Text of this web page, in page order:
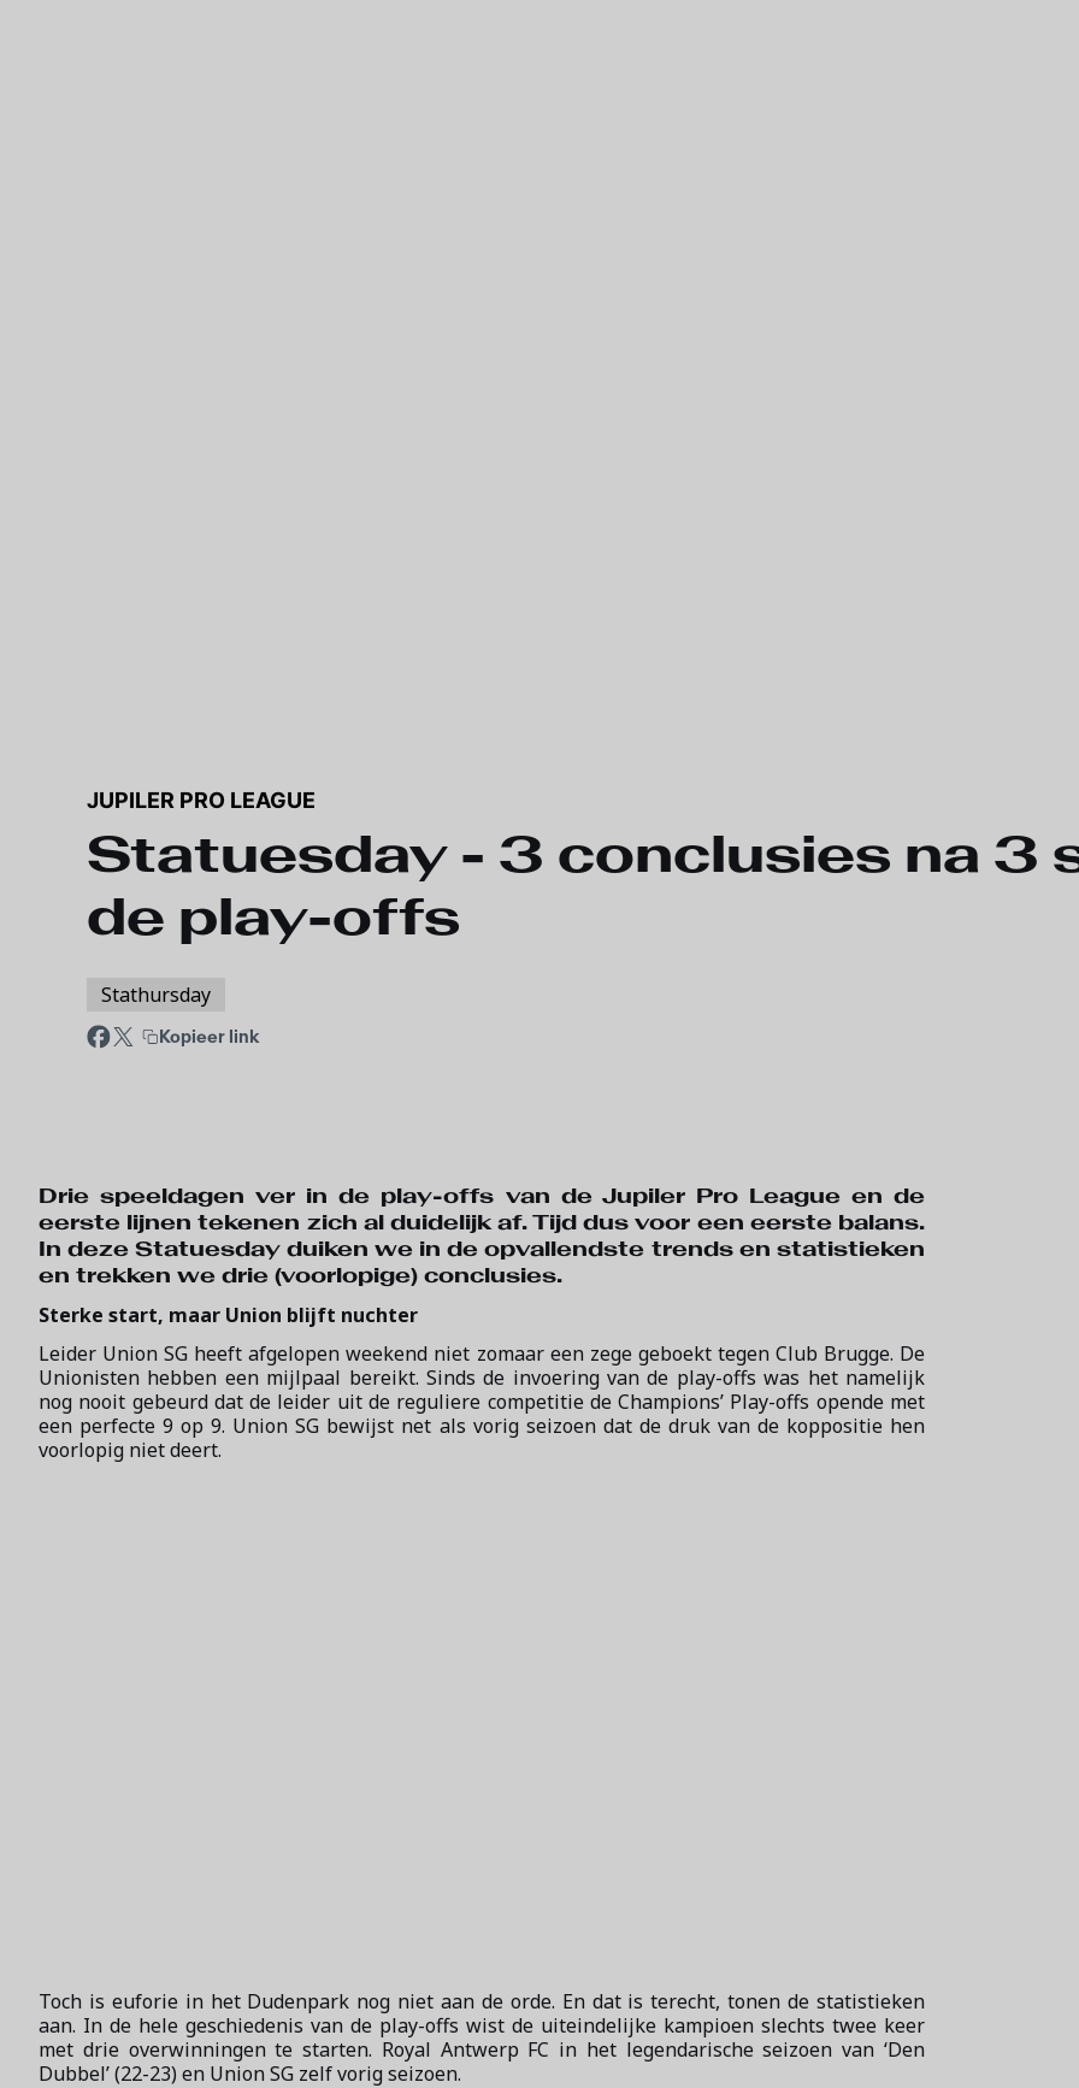
JUPILER PRO LEAGUE
Statuesday - 3 conclusies na 3
de play-offs
Stathursday
Kopieer link
Drie speeldagen ver in de play-offs van de Jupiler Pro League en de
eerste lijnen tekenen zich al duidelijk af. Tijd dus voor een eerste balans.
In deze Statuesday duiken we in de opvallendste trends en statistieken
en trekken we drie (voorlopige) conclusies.
Sterke start, maar Union blijft nuchter
Leider Union SG heeft afgelopen weekend niet zomaar een zege geboekt tegen Club Brugge. De
Unionisten hebben een mijlpaal bereikt. Sinds de invoering van de play-offs was het namelijk
nog nooit gebeurd dat de leider uit de reguliere competitie de Champions’ Play-offs opende met
een perfecte 9 op 9. Union SG bewijst net als vorig seizoen dat de druk van de koppositie hen
voorlopig niet deert.
Toch is euforie in het Dudenpark nog niet aan de orde. En dat is terecht, tonen de statistieken
aan. In de hele geschiedenis van de play-offs wist de uiteindelijke kampioen slechts twee keer
met drie overwinningen te starten. Royal Antwerp FC in het legendarische seizoen van ‘Den
Dubbel’ (22-23) en Union SG zelf vorig seizoen.